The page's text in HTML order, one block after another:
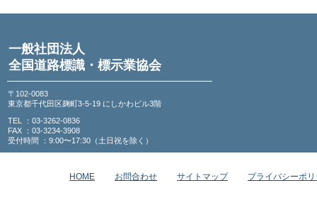
一般社団法人
全国道路標識・標示業協会
〒102-0083
東京都千代田区麹町3-5-19 にしかわビル3階
TEL ：03-3262-0836
FAX ：03-3234-3908
受付時間 ：9:00〜17:30（土日祝を除く）
HOME お問合わせ サイトマップ プライバシーポ